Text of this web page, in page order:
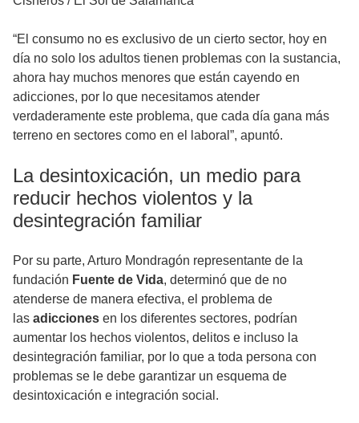
“El consumo no es exclusivo de un cierto sector, hoy en
día no solo los adultos tienen problemas con la sustancia,
ahora hay muchos menores que están cayendo en
adicciones, por lo que necesitamos atender
verdaderamente este problema, que cada día gana más
terreno en sectores como en el laboral”, apuntó.
La desintoxicación, un medio para
reducir hechos violentos y la
desintegración familiar
Por su parte, Arturo Mondragón representante de la
fundación Fuente de Vida, determinó que de no
atenderse de manera efectiva, el problema de
las adicciones en los diferentes sectores, podrían
aumentar los hechos violentos, delitos e incluso la
desintegración familiar, por lo que a toda persona con
problemas se le debe garantizar un esquema de
desintoxicación e integración social.